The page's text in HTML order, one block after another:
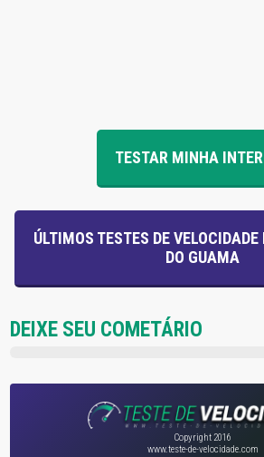
TESTAR MINHA
ÚLTIMOS TESTES DE
DO GUAMA
DEIXE SEU COMETÁRIO
Copyright 2016
www.teste-de-velocidade.com